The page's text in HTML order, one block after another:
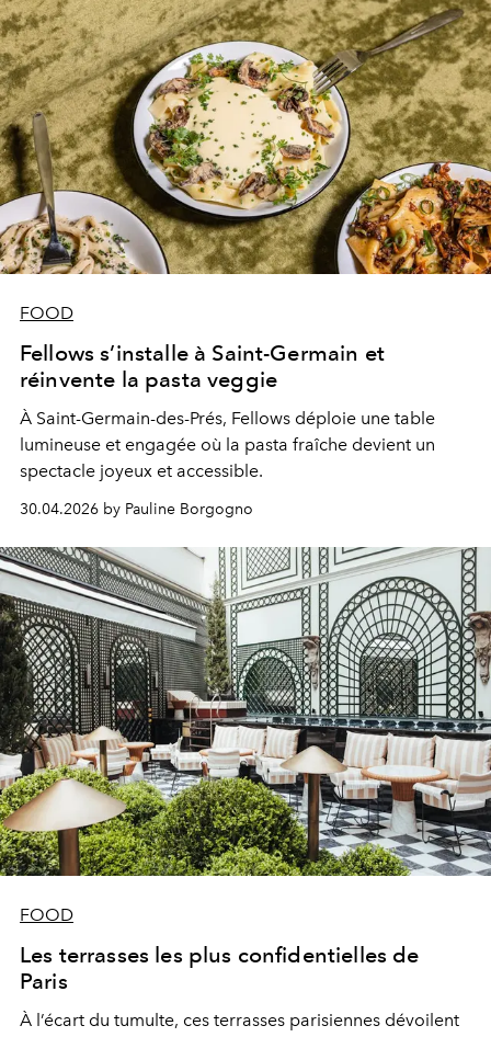
FOOD
Fellows s’installe à Saint-Germain et
réinvente la pasta veggie
À Saint-Germain-des-Prés, Fellows déploie une table
lumineuse et engagée où la pasta fraîche devient un
spectacle joyeux et accessible.
30.04.2026 by Pauline Borgogno
FOOD
Les terrasses les plus confidentielles de
Paris
À l’écart du tumulte, ces terrasses parisiennes dévoilent